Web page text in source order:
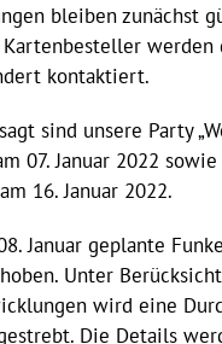
bleiben zunächst
Kartenbesteller werden
kontaktiert.
sind unsere Party
07. Januar 2022
16. Januar 2022.
Januar geplante
Unter
wird eine
Die Details